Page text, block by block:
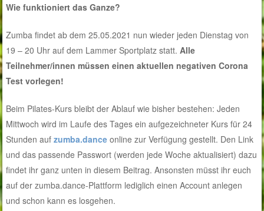
Wie funktioniert das Ganze?
Zumba findet ab dem 25.05.2021 nun wieder jeden Dienstag von
19 – 20 Uhr auf dem Lammer Sportplatz statt. Alle
Teilnehmer/innen müssen einen aktuellen negativen Corona
Test vorlegen!
Beim Pilates-Kurs bleibt der Ablauf wie bisher bestehen: Jeden
Mittwoch wird im Laufe des Tages ein aufgezeichneter Kurs für 24
Stunden aufzumba.dance online zur Verfügung gestellt. Den Link
und das passende Passwort (werden jede Woche aktualisiert) dazu
findet ihr ganz unten in diesem Beitrag. Ansonsten müsst ihr euch
auf der zumba.dance-Plattform lediglich einen Account anlegen
und schon kann es losgehen.